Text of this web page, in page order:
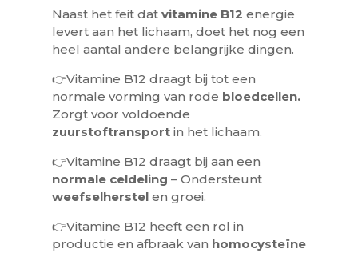
Naast het feit dat vitamine B12 energie
levert aan het lichaam, doet het nog een
heel aantal andere belangrijke dingen.
👉Vitamine B12 draagt bij tot een
normale vorming van rode bloedcellen.
Zorgt voor voldoende
zuurstoftransportin het lichaam.
👉Vitamine B12 draagt bij aan een
normale celdeling – Ondersteunt
weefselherstelen groei.
👉Vitamine B12 heeft een rol in
productie en afbraak van homocysteïne